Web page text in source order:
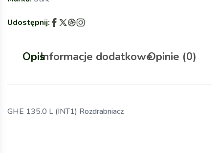
Udostępnij:
OpisInformacje dodatkoweOpinie (0)
GHE 135.0 L (INT1) Rozdrabniacz